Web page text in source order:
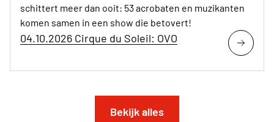
schittert meer dan ooit: 53 acrobaten en muzikanten
komen samen in een show die betovert!
04.10.2026 Cirque du Soleil: OVO
Bekijk alles